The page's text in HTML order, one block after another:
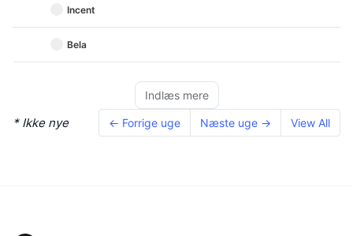
Incent
Bela
Indlæs mere
* Ikke nye ← Forrige uge Næste uge → View All